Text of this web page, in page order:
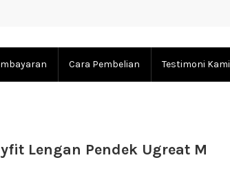
Cara Pembelian Testimoni Kami
Lengan Pendek Ugreat M